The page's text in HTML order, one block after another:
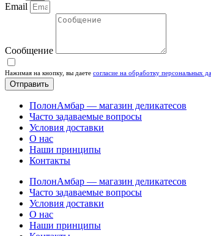
Email
Сообщение
Нажимая на кнопку, вы даете согласие на обработку персональных
Отправить
ПолонАмбар — магазин деликатесов
Часто задаваемые вопросы
Условия доставки
О нас
Наши принципы
Контакты
ПолонАмбар — магазин деликатесов
Часто задаваемые вопросы
Условия доставки
О нас
Наши принципы